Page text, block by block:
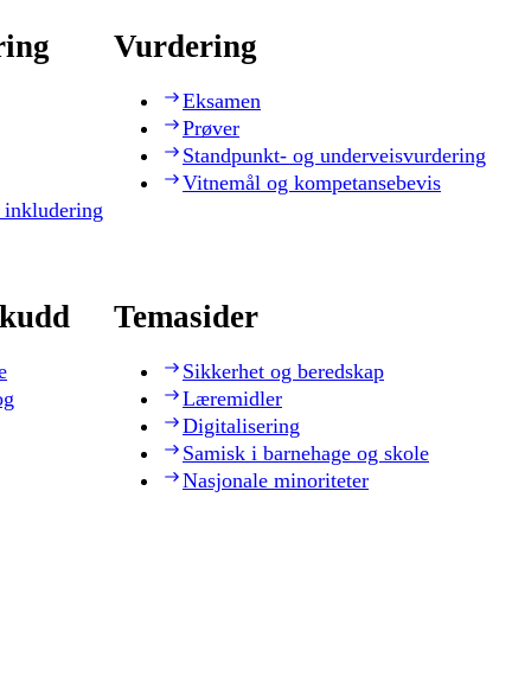
Vurdering
Eksamen
Prøver
Standpunkt- og underveisvurdering
Vitnemål og kompetansebevis
Temasider
Sikkerhet og beredskap
Læremidler
Digitalisering
Samisk i barnehage og skole
Nasjonale minoriteter